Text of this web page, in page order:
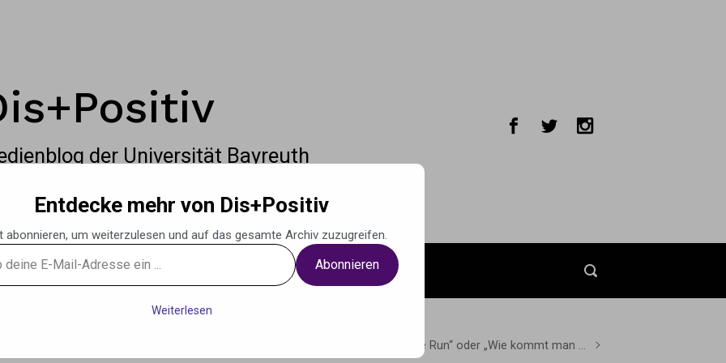
der Universität Bayreuth
Podcasts Musik Kontakt
Need for Speed „The Run“ oder „Wie kommt man …
Entdecke mehr von Dis+Positiv
abonnieren, um weiterzulesen und auf das gesamte Archiv zuzugreifen.
Abonnieren
Weiterlesen